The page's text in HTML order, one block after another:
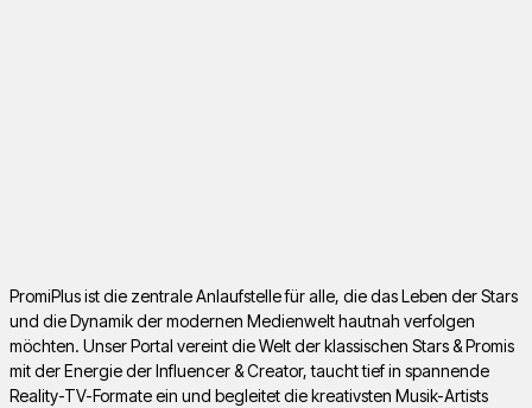
PromiPlus ist die zentrale Anlaufstelle für alle, die das Leben der Stars
und die Dynamik der modernen Medienwelt hautnah verfolgen
möchten. Unser Portal vereint die Welt der klassischen Stars & Promis
mit der Energie der Influencer & Creator, taucht tief in spannende
Reality-TV-Formate ein und begleitet die kreativsten Musik-Artists